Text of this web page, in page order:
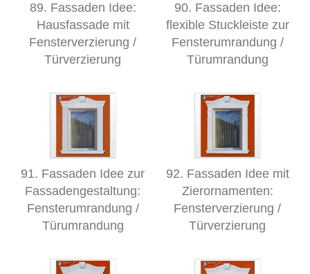
89. Fassaden Idee:
Hausfassade mit
Fensterverzierung /
Türverzierung
90. Fassaden Idee:
flexible Stuckleiste zur
Fensterumrandung /
Türumrandung
91. Fassaden Idee zur
Fassadengestaltung:
Fensterumrandung /
Türumrandung
92. Fassaden Idee mit
Zierornamenten:
Fensterverzierung /
Türverzierung